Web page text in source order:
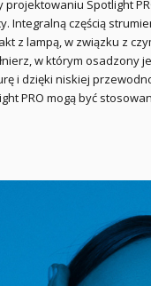
Spotlight
Integralną częścią
z lampą, w związku z
w którym osadzony
i dzięki niskiej
PRO mogą być